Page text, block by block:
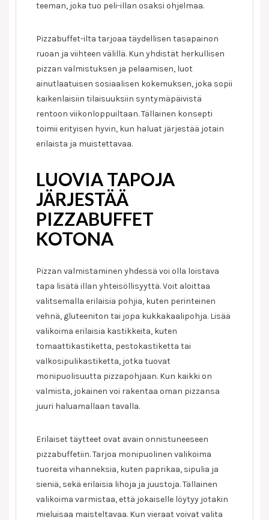
teeman, joka tuo peli-illan osaksi ohjelmaa.
Pizzabuffet-ilta tarjoaa täydellisen tasapainon
ruoan ja viihteen välillä. Kun yhdistät herkullisen
pizzan valmistuksen ja pelaamisen, luot
ainutlaatuisen sosiaalisen kokemuksen, joka sopii
kaikenlaisiin tilaisuuksiin syntymäpäivistä
rentoon viikonloppuiltaan. Tällainen konsepti
toimii erityisen hyvin, kun haluat järjestää jotain
erilaista ja muistettavaa.
LUOVIA TAPOJA
JÄRJESTÄÄ
PIZZABUFFET
KOTONA
Pizzan valmistaminen yhdessä voi olla loistava
tapa lisätä illan yhteisöllisyyttä. Voit aloittaa
valitsemalla erilaisia pohjia, kuten perinteinen
vehnä, gluteeniton tai jopa kukkakaalipohja. Lisää
valikoima erilaisia kastikkeita, kuten
tomaattikastiketta, pestokastiketta tai
valkosipulikastiketta, jotka tuovat
monipuolisuutta pizzapohjaan. Kun kaikki on
valmista, jokainen voi rakentaa oman pizzansa
juuri haluamallaan tavalla.
Erilaiset täytteet ovat avain onnistuneeseen
pizzabuffetiin. Tarjoa monipuolinen valikoima
tuoreita vihanneksia, kuten paprikaa, sipulia ja
sieniä, sekä erilaisia lihoja ja juustoja. Tällainen
valikoima varmistaa, että jokaiselle löytyy jotakin
mieluisaa maisteltavaa. Kun vieraat voivat valita